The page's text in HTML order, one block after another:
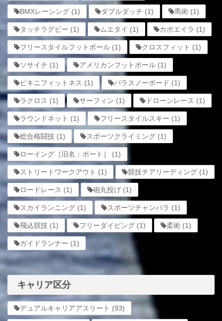
BMXレーシング (1) ダブルダッチ (1) 馬術 (1)
タッチラグビー (1) ムエタイ (1) カポエイラ (1)
フリースタイルフットボール (1) クロスフィット (1)
ソサイチ (1) アメリカンフットボール (1)
ビキニフィットネス (1) パラスノーボード (1)
ラクロス (1) サーフィン (1) ドローンレース (1)
ラウンドネット (1) フリースタイルスキー (1)
総合格闘技 (1) スポーツクライミング (1)
ローイング［旧名：ボート］ (1)
ストリートワークアウト (1) 競技チアリーディング (1)
ロードレース (1) 砲丸投げ (1)
スカイランニング (1) スポーツチャンバラ (1)
飛込競技 (1) フリーダイビング (1) 柔術 (1)
ガイドランナー (1)
キャリア区分
デュアルキャリアアスリート (93)